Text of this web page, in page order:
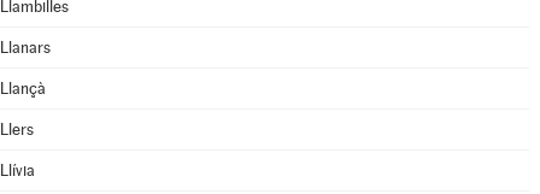
Llambilles
Llanars
Llançà
Llers
Llívia